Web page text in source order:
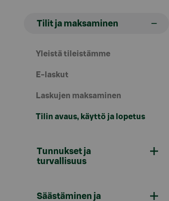
Tilit ja maksaminen
Yleistä tileistämme
E-laskut
Laskujen maksaminen
Tilin avaus, käyttö ja lopetus
Tunnukset ja
turvallisuus
Säästäminen ja